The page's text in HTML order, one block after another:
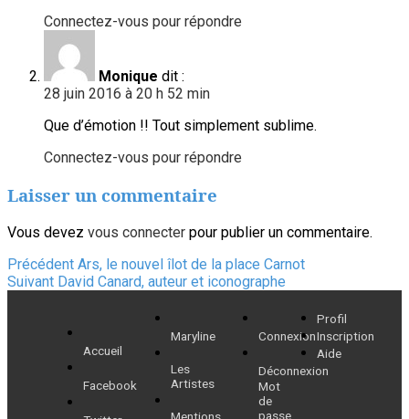
Connectez-vous pour répondre
Monique dit :
28 juin 2016 à 20 h 52 min
Que d’émotion !! Tout simplement sublime.
Connectez-vous pour répondre
Laisser un commentaire
Vous devez vous connecter pour publier un commentaire.
Navigation
de
l’article
Précédent Article
précédent :
Ars, le nouvel îlot de la place Carnot
Suivant Article
David Canard, auteur et iconographe
Accueil
Facebook
Maryline
Les
Artistes
Connexion
Déconnexion
Mot
de
passe
Profil
Inscription
Aide